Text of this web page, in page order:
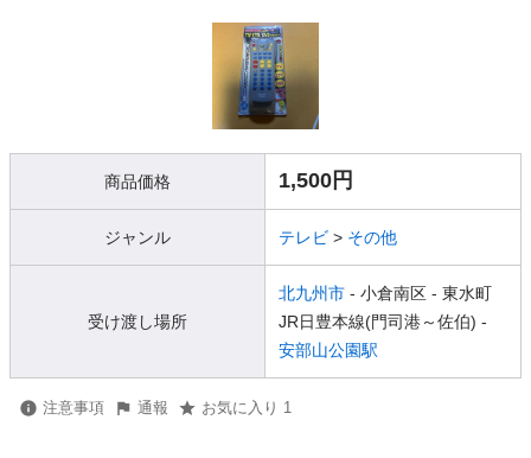
商品価格 1,500円
ジャンル テレビ > その他
受け渡し場所
北九州市 - 小倉南区 - 東水町
JR日豊本線(門司港～佐伯) -
安部山公園駅
注意事項 通報 お気に入り 1